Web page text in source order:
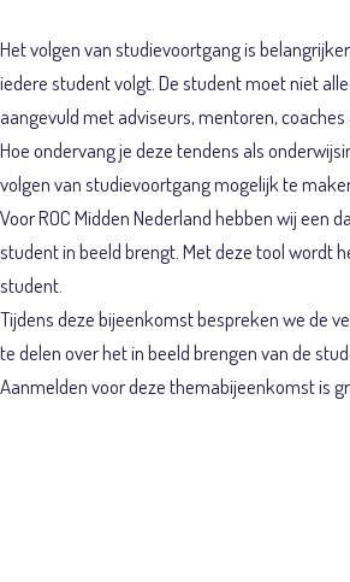
Het volgen van studievoortgang is
iedere student volgt. De student moet niet
aangevuld met adviseurs, mentoren, coaches
Hoe ondervang je deze tendens als
volgen van studievoortgang mogelijk te
Voor ROC Midden Nederland hebben wij
student in beeld brengt. Met deze tool wordt
student.
Tijdens deze bijeenkomst bespreken we de
te delen over het in beeld brengen van de
Aanmelden voor deze themabijeenkomst is